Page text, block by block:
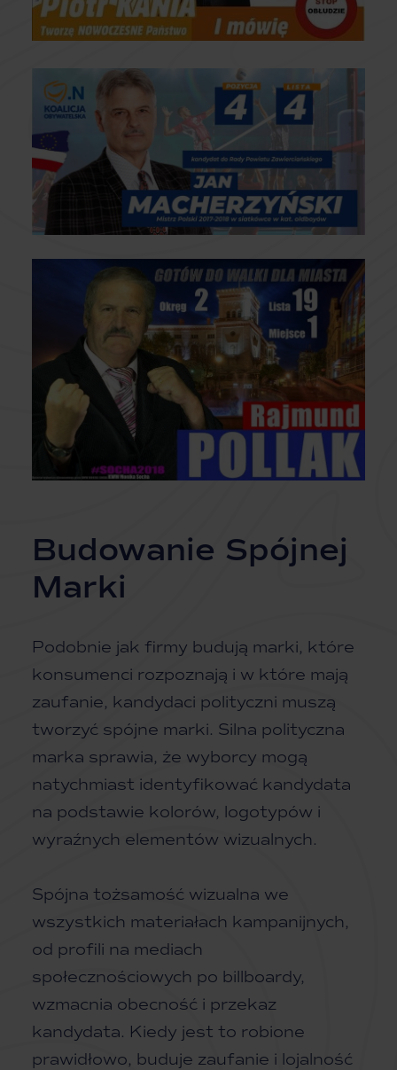
Budowanie Spójnej
Marki
Podobnie jak firmy budują marki, które
konsumenci rozpoznają i w które mają
zaufanie, kandydaci polityczni muszą
tworzyć spójne marki. Silna polityczna
marka sprawia, że wyborcy mogą
natychmiast identyfikować kandydata
na podstawie kolorów, logotypów i
wyraźnych elementów wizualnych.
Spójna tożsamość wizualna we
wszystkich materiałach kampanijnych,
od profili na mediach
społecznościowych po billboardy,
wzmacnia obecność i przekaz
kandydata. Kiedy jest to robione
prawidłowo, buduje zaufanie i lojalność